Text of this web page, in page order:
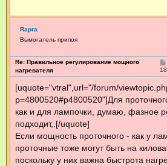
Rapra
Вымогатель припоя
Re: Правильное регулирование мощного
нагревателя
[uquote="vtral",url="/forum/
p=4800520#p4800520"]Для
как и для лампочки, думаю, фазное
подходит,.[/uquote]
Если мощность проточного - как у
проточные тоже могут быть на
поскольку у них важна быстрота